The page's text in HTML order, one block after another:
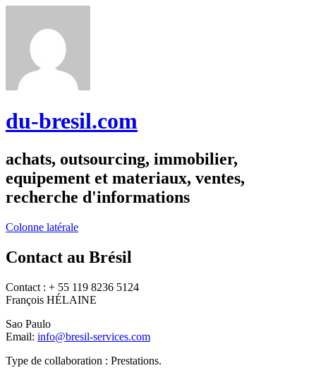
du-bresil.com
achats, outsourcing, immobilier,
equipement et materiaux, ventes,
recherche d'informations
Colonne latérale
Contact au Brésil
Contact : + 55 119 8236 5124
François HÉLAINE
Sao Paulo
Email: info@bresil-services.com
Type de collaboration : Prestations.